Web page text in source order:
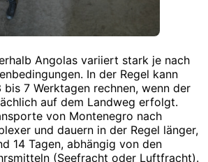
Angolas variiert stark je nach
In der Regel kann
7 Werktagen rechnen, wenn der
auf dem Landweg erfolgt.
von Montenegro nach
und dauern in der Regel länger,
14 Tagen, abhängig von den
(Seefracht oder Luftfracht).